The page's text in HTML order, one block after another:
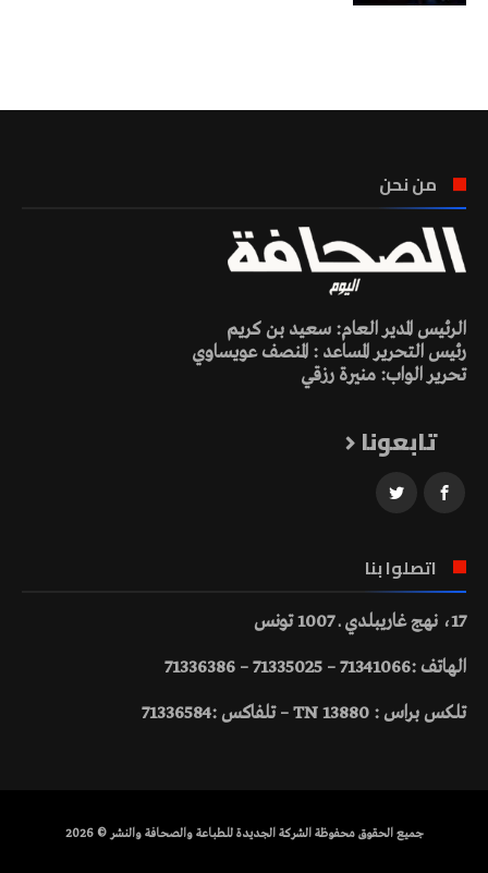
من نحن
الرئيس المدير العام: سعيد بن كريم
رئيس التحرير المساعد : المنصف عويساوي
تحرير الواب: منيرة رزقي
تابعونا
اتصلوا بنا
17، نهج غاريبلدي ـ 1007 تونس
الهاتف :71341066 – 71335025 – 71336386
تلكس براس : 13880 TN – تلفاكس :71336584
جميع الحقوق محفوظة الشركة الجديدة للطباعة والصحافة والنشر © 2026